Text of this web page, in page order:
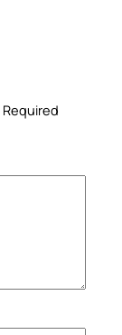
Required